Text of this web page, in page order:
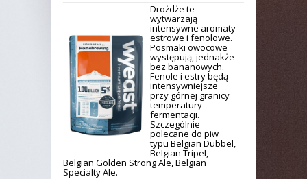
Drożdże te
wytwarzają
intensywne aromaty
estrowe i fenolowe.
Posmaki owocowe
występują, jednakże
bez bananowych.
Fenole i estry będą
intensywniejsze
przy górnej granicy
temperatury
fermentacji.
Szczególnie
polecane do piw
typu Belgian Dubbel,
Belgian Tripel,
Belgian Golden Strong Ale, Belgian
Specialty Ale.